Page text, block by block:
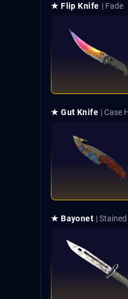
★ Flip Knife | Fade
★ Gut Knife | Case
★ Bayonet | Stained